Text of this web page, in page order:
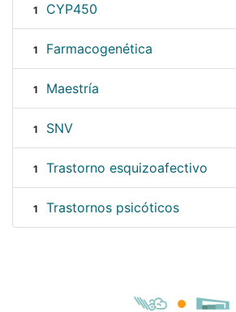
1 CYP450
1 Farmacogenética
1 Maestría
1 SNV
1 Trastorno esquizoafectivo
1 Trastornos psicóticos